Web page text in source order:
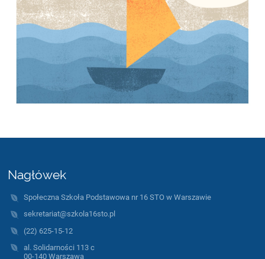
Nagłówek
Społeczna Szkoła Podstawowa nr 16 STO w Warszawie
sekretariat@szkola16sto.pl
(22) 625-15-12
al. Solidarności 113 c
00-140 Warszawa